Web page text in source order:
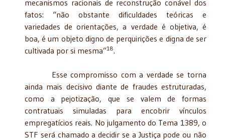
mecanismos racionais de reconstrução conável dos
fatos: “não obstante dificuldades teóricas e
variedades de orientações, a verdade é objetiva, é
boa, é um objeto digno de perquirições e digna de ser
cultivada por si mesma”18.
Esse compromisso com a verdade se torna
ainda mais decisivo diante de fraudes estruturadas,
como a pejotização, que se valem de formas
contratuais simuladas para encobrir vínculos
empregatícios reais. No julgamento do Tema 1389, o
STF será chamado a decidir se a Justiça pode ou não